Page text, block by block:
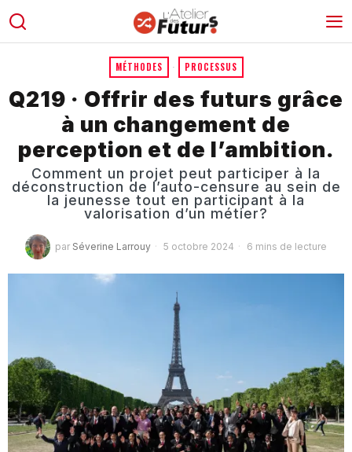
MÉTHODES · PROCESSUS
Q219 · Offrir des futurs grâce
à un changement de
perception et de l’ambition.
Comment un projet peut participer à la
déconstruction de l’auto-censure au sein de
la jeunesse tout en participant à la
valorisation d’un métier?
par Séverine Larrouy 5 octobre 2024 6 mins de lecture